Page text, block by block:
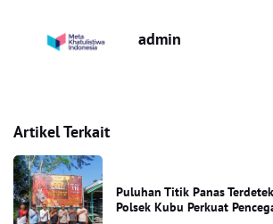
admin
Artikel Terkait
Puluhan Titik Panas
Polsek Kubu Perkuat